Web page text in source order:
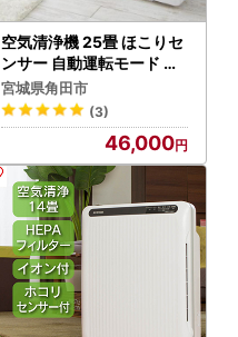
空気清浄機 25畳 ほこりセ
ンサー 自動運転モード マ
イナスイオン アイリスオ
ーヤマ MSAP-DC100-W
ホワイト ｜ 空気清浄機
宮城県角田市
(3)
46,000